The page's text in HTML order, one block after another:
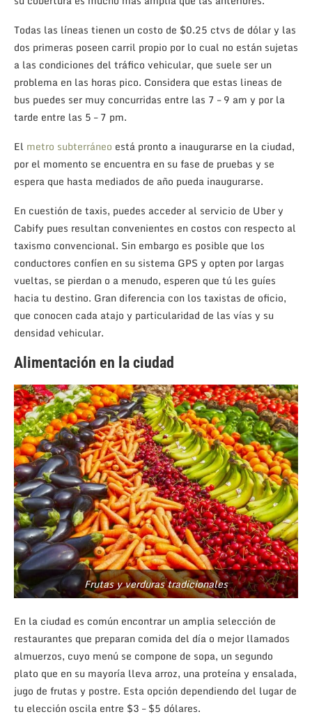
Todas las líneas tienen un costo de $0.25 ctvs de dólar y las
dos primeras poseen carril propio por lo cual no están sujetas
a las condiciones del tráfico vehicular, que suele ser un
problema en las horas pico. Considera que estas lineas de
bus puedes ser muy concurridas entre las 7 – 9 am y por la
tarde entre las 5 – 7 pm.
El metro subterráneo está pronto a inaugurarse en la ciudad,
por el momento se encuentra en su fase de pruebas y se
espera que hasta mediados de año pueda inaugurarse.
En cuestión de taxis, puedes acceder al servicio de Uber y
Cabify pues resultan convenientes en costos con respecto al
taxismo convencional. Sin embargo es posible que los
conductores confíen en su sistema GPS y opten por largas
vueltas, se pierdan o a menudo, esperen que tú les guíes
hacia tu destino. Gran diferencia con los taxistas de oficio,
que conocen cada atajo y particularidad de las vías y su
densidad vehicular.
Alimentación en la ciudad
Frutas y verduras tradicionales
En la ciudad es común encontrar un amplia selección de
restaurantes que preparan comida del día o mejor llamados
almuerzos, cuyo menú se compone de sopa, un segundo
plato que en su mayoría lleva arroz, una proteína y ensalada,
jugo de frutas y postre. Esta opción dependiendo del lugar de
tu elección oscila entre $3 – $5 dólares.